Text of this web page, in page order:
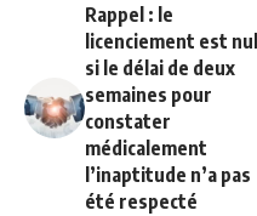
Rappel : le
licenciement est nul
si le délai de deux
semaines pour
constater
médicalement
l’inaptitude n’a pas
été respecté